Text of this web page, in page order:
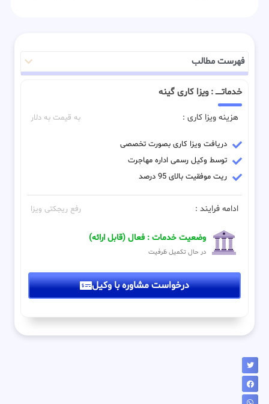
فهرست مطالب
خدماتـــــ : ویزا کاری گینه
هزینه ویزا کاری : به قیمت به دلار
دریافت ویزا کاری بصورت تخصصی
توسط وکیل رسمی اداره مهاجرت
ریت موفقیت بالای 95 درصد
ادامه فرایند : رفع ریجکتی ویزا
وضعیت خدمات : فعال (قابل ارائه)
در حال تکمیل ظرفیت
درخواست مشاوره با وکیل